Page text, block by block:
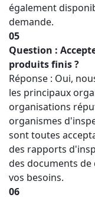
également
demande.
05
Question :
produits finis ?
Réponse : Oui,
les principaux
organisations
organismes
sont toutes
des rapports
des documents
vos besoins.
06